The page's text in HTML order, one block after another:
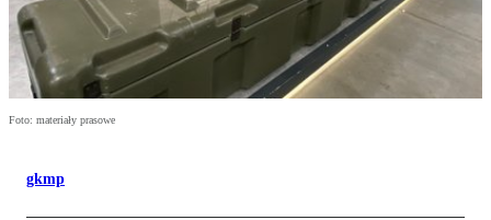
Foto: materiały prasowe
gkmp